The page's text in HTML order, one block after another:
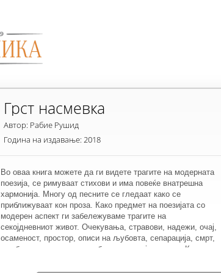
Грст насмевка
Автор: Рабие Рушид
Година на издавање: 2018
Во оваа книга можете да ги видете трагите на модерната
поезија, се римуваат стихови и има повеќе внатрешна
хармонија. Многу од песните се гледаат како се
приближуваат кон проза. Како предмет на поезијата со
модерен аспект ги забележуваме трагите на
секојдневниот живот. Очекувања, стравови, надежи, очај,
осаменост, простор, описи на љубовта, сепарација, смрт,
желба да се постигне, љубовта кон мајката, итн. Книгата
Почнувајки од места на историски настани и настаните во